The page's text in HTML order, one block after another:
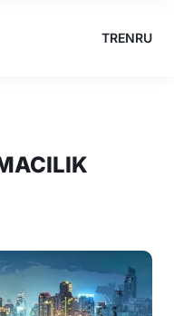
TRENRU